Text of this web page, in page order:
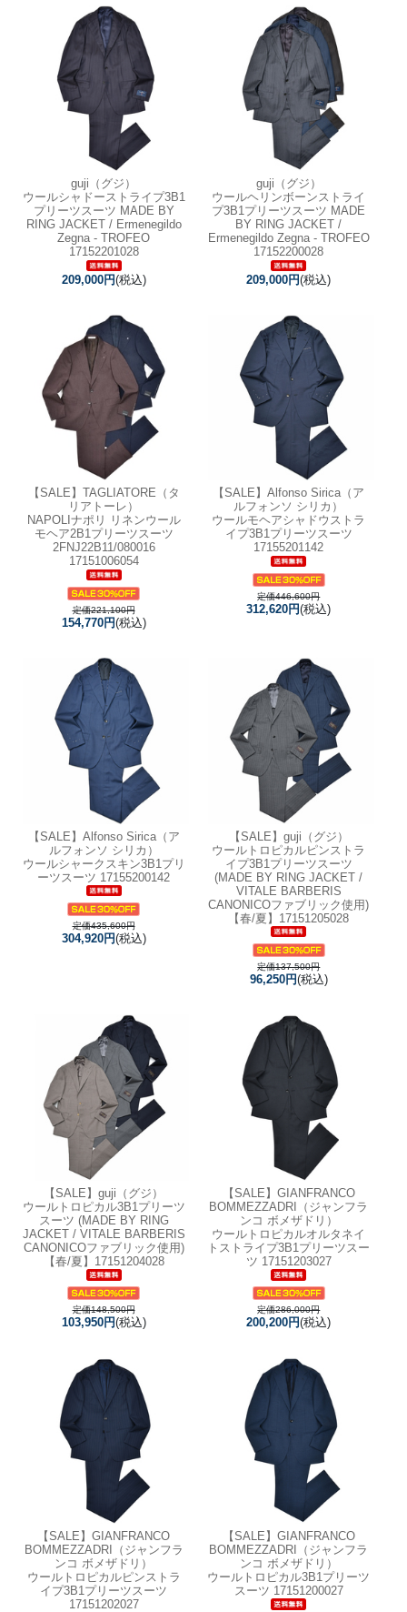
guji（グジ）
ウールシャドーストライプ3B1
プリーツスーツ MADE BY
RING JACKET / Ermenegildo
Zegna - TROFEO
17152201028
209,000円(税込)
guji（グジ）
ウールヘリンボーンストライ
プ3B1プリーツスーツ MADE
BY RING JACKET /
Ermenegildo Zegna - TROFEO
17152200028
209,000円(税込)
【SALE】 TAGLIATORE（タ
リアトーレ）
NAPOLIナポリ リネンウール
モヘア2B1プリーツスーツ
2FNJ22B11/080016
17151006054
定価221,100円
154,770円(税込)
【SALE】Alfonso Sirica（ア
ルフォンソ シリカ）
ウールモヘアシャドウストラ
イプ3B1プリーツスーツ
17155201142
定価446,600円
312,620円(税込)
【SALE】 Alfonso Sirica（ア
ルフォンソ シリカ）
ウールシャークスキン3B1プリ
ーツスーツ 17155200142
定価435,600円
304,920円(税込)
【SALE】 guji（グジ）
ウールトロピカルピンストラ
イプ3B1プリーツスーツ
(MADE BY RING JACKET /
VITALE BARBERIS
CANONICOファブリック使用)
【春/夏】17151205028
定価137,500円
96,250円(税込)
【SALE】 guji（グジ）
ウールトロピカル3B1プリーツ
スーツ (MADE BY RING
JACKET / VITALE BARBERIS
CANONICOファブリック使用)
【春/夏】17151204028
定価148,500円
103,950円(税込)
【SALE】 GIANFRANCO
BOMMEZZADRI（ジャンフラ
ンコ ボメザドリ）
ウールトロピカルオルタネイ
トストライプ3B1プリーツスー
ツ 17151203027
定価286,000円
200,200円(税込)
【SALE】 GIANFRANCO
BOMMEZZADRI（ジャンフラ
ンコ ボメザドリ）
ウールトロピカルピンストラ
イプ3B1プリーツスーツ
17151202027
【SALE】 GIANFRANCO
BOMMEZZADRI（ジャンフラ
ンコ ボメザドリ）
ウールトロピカル3B1プリーツ
スーツ 17151200027